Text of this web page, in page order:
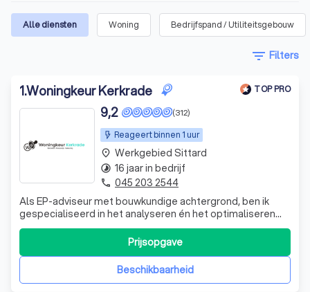
Alle diensten Woning Bedrijfspand / Utiliteitsgebouw
filter_list Filters
1.Woningkeur Kerkrade TOP PRO
Reageert binnen 1 uur
(312)
9,2
Als EP-adviseur met bouwkundige achtergrond, ben ik
gespecialiseerd in het analyseren én het optimaliseren
van de energieprestatie van zowel woningen als
bedrijfspanden. Jarenlange ervaring in deze sector stelt
mij in staat complexe vraagstukken helder te vertalen naar
praktische adviezen en oplossi
Beschikbaarheid
Prijsopgave
place Werkgebied Sittard
timelapse 16 jaar in bedrijf
phone 045 203 2544